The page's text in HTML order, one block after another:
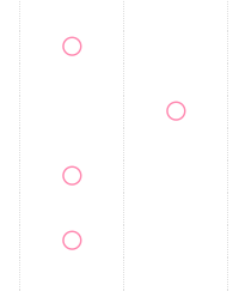
◯
◯
◯
◯